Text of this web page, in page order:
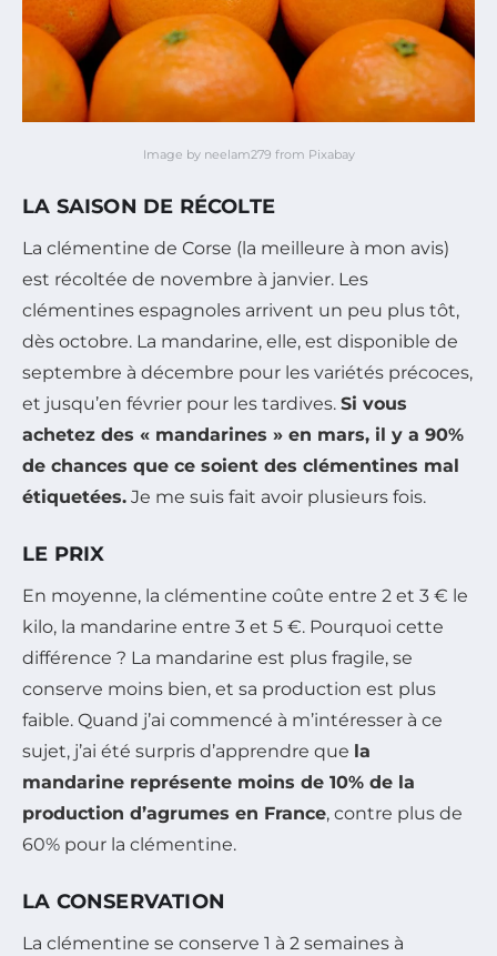
Image by neelam279 from Pixabay
LA SAISON DE RÉCOLTE
La clémentine de Corse (la meilleure à mon avis)
est récoltée de novembre à janvier. Les
clémentines espagnoles arrivent un peu plus tôt,
dès octobre. La mandarine, elle, est disponible de
septembre à décembre pour les variétés précoces,
et jusqu’en février pour les tardives. Si vous
achetez des « mandarines » en mars, il y a 90%
de chances que ce soient des clémentines mal
étiquetées. Je me suis fait avoir plusieurs fois.
LE PRIX
En moyenne, la clémentine coûte entre 2 et 3 € le
kilo, la mandarine entre 3 et 5 €. Pourquoi cette
différence ? La mandarine est plus fragile, se
conserve moins bien, et sa production est plus
faible. Quand j’ai commencé à m’intéresser à ce
sujet, j’ai été surpris d’apprendre que la
mandarine représente moins de 10% de la
production d’agrumes en France, contre plus de
60% pour la clémentine.
LA CONSERVATION
La clémentine se conserve 1 à 2 semaines à